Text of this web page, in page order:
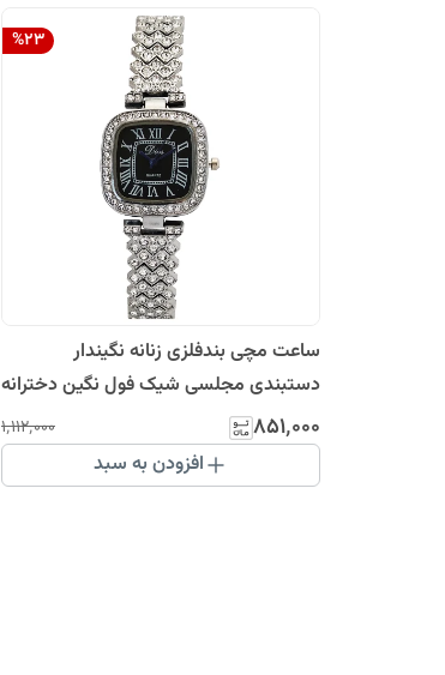
%23
ساعت مچی بندفلزی زنانه نگیندار
دستبندی مجلسی شیک فول نگین دخترانه
نقره ای مشکی
۸۵۱٬۰۰۰ ۱٬۱۱۲٬۰۰۰
افزودن به سبد